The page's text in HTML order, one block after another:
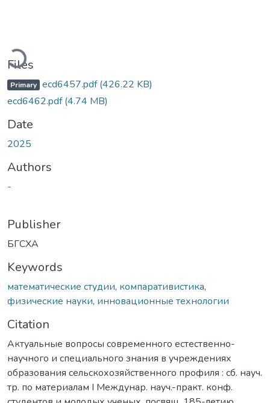
Files
Primary ecd6457.pdf(426.22 KB)
ecd6462.pdf(4.74 MB)
Date
2025
Authors
-
Publisher
БГСХА
Keywords
математические студии, компаративистика,
физические науки, инновационные технологии
Citation
Актуальные вопросы современного естественно-
научного и специального знания в учреждениях
образования сельскохозяйственного профиля : сб. науч.
тр. по материалам I Междунар. науч.-практ. конф.